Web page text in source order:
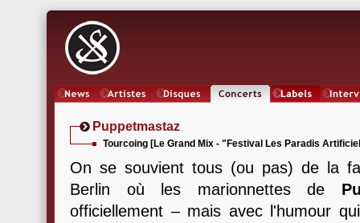
Puppetmastaz
Tourcoing [Le Grand Mix - "Festival Les Paradis
On se souvient tous (ou pas) de la
Berlin où les marionnettes de
officiellement – mais avec l'humour